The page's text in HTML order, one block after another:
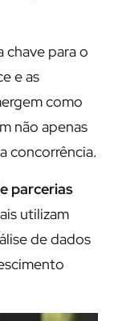
chave para o
e as
como
não apenas
concorrência.
parcerias
utilizam
de dados